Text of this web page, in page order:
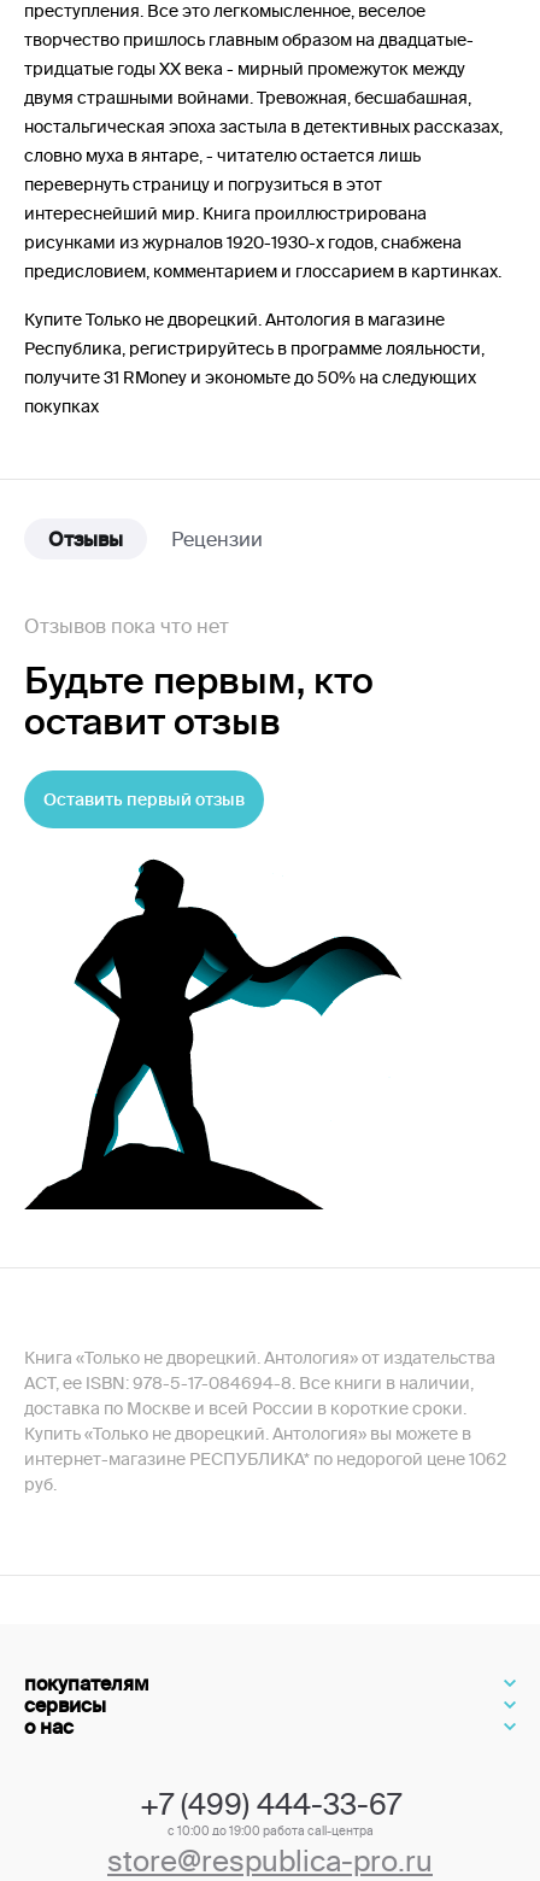
преступления. Все это легкомысленное, веселое
творчество пришлось главным образом на двадцатые-
тридцатые годы XX века - мирный промежуток между
двумя страшными войнами. Тревожная, бесшабашная,
ностальгическая эпоха застыла в детективных рассказах,
словно муха в янтаре, - читателю остается лишь
перевернуть страницу и погрузиться в этот
интереснейший мир. Книга проиллюстрирована
рисунками из журналов 1920-1930-х годов, снабжена
предисловием, комментарием и глоссарием в картинках.
Купите Только не дворецкий. Антология в магазине
Республика, регистрируйтесь в программе лояльности,
получите 31 RMoney и экономьте до 50% на следующих
покупках
Отзывы Рецензии
Отзывов пока что нет
Будьте первым, кто
оставит отзыв
Оставить первый отзыв
Книга «Только не дворецкий. Антология» от издательства
АСТ, ее ISBN: 978-5-17-084694-8. Все книги в наличии,
доставка по Москве и всей России в короткие сроки.
Купить «Только не дворецкий. Антология» вы можете в
интернет-магазине РЕСПУБЛИКА* по недорогой цене 1062
руб.
покупателям
сервисы
о нас
+7 (499) 444-33-67
с 10:00 до 19:00 работа call-центра
store@respublica-pro.ru